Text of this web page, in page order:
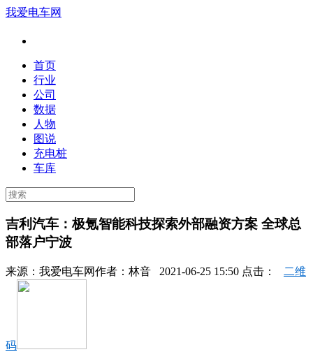
我爱电车网
首页
行业
公司
数据
人物
图说
充电桩
车库
吉利汽车：极氪智能科技探索外部融资方案 全球总
部落户宁波
来源： 我爱电车网作者： 林音 2021-06-25 15:50 点击： 二维
码